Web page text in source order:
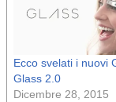
Ecco svelati i nuovi
Glass 2.0
Dicembre 28, 2015